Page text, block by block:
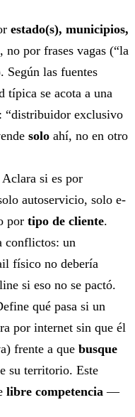
estado(s), municipios,
, no por frases vagas (“la
Según las fuentes
típica se acota a una
“distribuidor exclusivo
solo ahí, no en otro
Aclara si es por
autoservicio, solo e-
por tipo de cliente.
conflictos: un
físico no debería
si eso no se pactó.
qué pasa si un
por internet sin que él
frente a que busque
su territorio. Este
libre competencia —